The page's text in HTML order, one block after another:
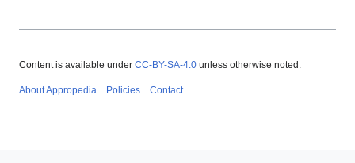
Content is available under CC-BY-SA-4.0 unless otherwise noted.
About Appropedia Policies Contact